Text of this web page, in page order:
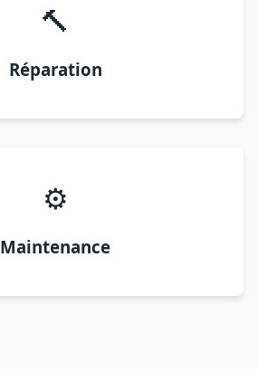
🔨
Réparation
⚙️
Maintenance